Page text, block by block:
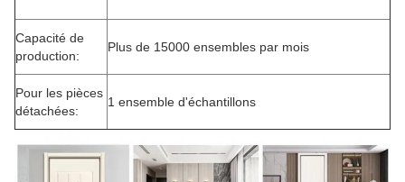
Capacité de
production:
Plus de 15000 ensembles par mois
Pour les pièces
détachées:
1 ensemble d'échantillons